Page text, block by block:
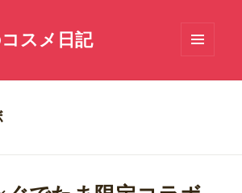
スメ日記
ーとウ